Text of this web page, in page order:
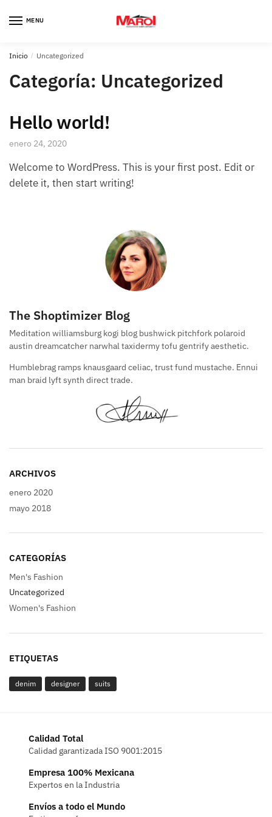
MENU
Inicio / Uncategorized
Categoría: Uncategorized
Hello world!
enero 24, 2020
Welcome to WordPress. This is your first post. Edit or
delete it, then start writing!
The Shoptimizer Blog
Meditation williamsburg kogi blog bushwick pitchfork polaroid
austin dreamcatcher narwhal taxidermy tofu gentrify aesthetic.
Humblebrag ramps knausgaard celiac, trust fund mustache. Ennui
man braid lyft synth direct trade.
ARCHIVOS
enero 2020
mayo 2018
CATEGORÍAS
Men's Fashion
Uncategorized
Women's Fashion
ETIQUETAS
denim designer suits
Calidad Total
Calidad garantizada ISO 9001:2015
Empresa 100% Mexicana
Expertos en la Industria
Envíos a todo el Mundo